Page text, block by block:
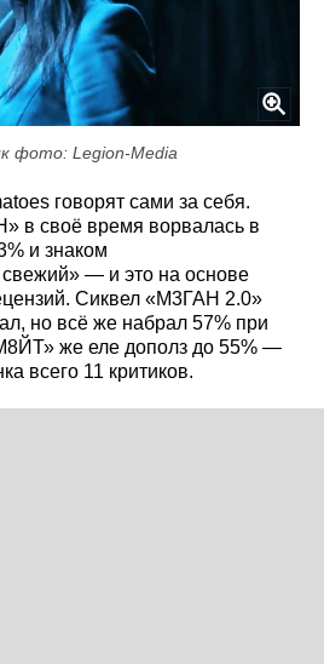
фото: Legion-Media
говорят сами за себя.
в своё время ворвалась в
и знаком
— и это на основе
Сиквел «М3ГАН 2.0»
но всё же набрал 57% при
же еле дополз до 55% —
всего 11 критиков.